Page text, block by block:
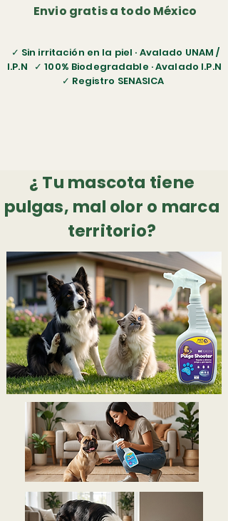
Envio gratis a todo México
✓ Sin irritación en la piel · Avalado UNAM /
I.P.N ✓ 100% Biodegradable · Avalado I.P.N
✓ Registro SENASICA
¿ Tu mascota tiene
pulgas, mal olor o marca
territorio?